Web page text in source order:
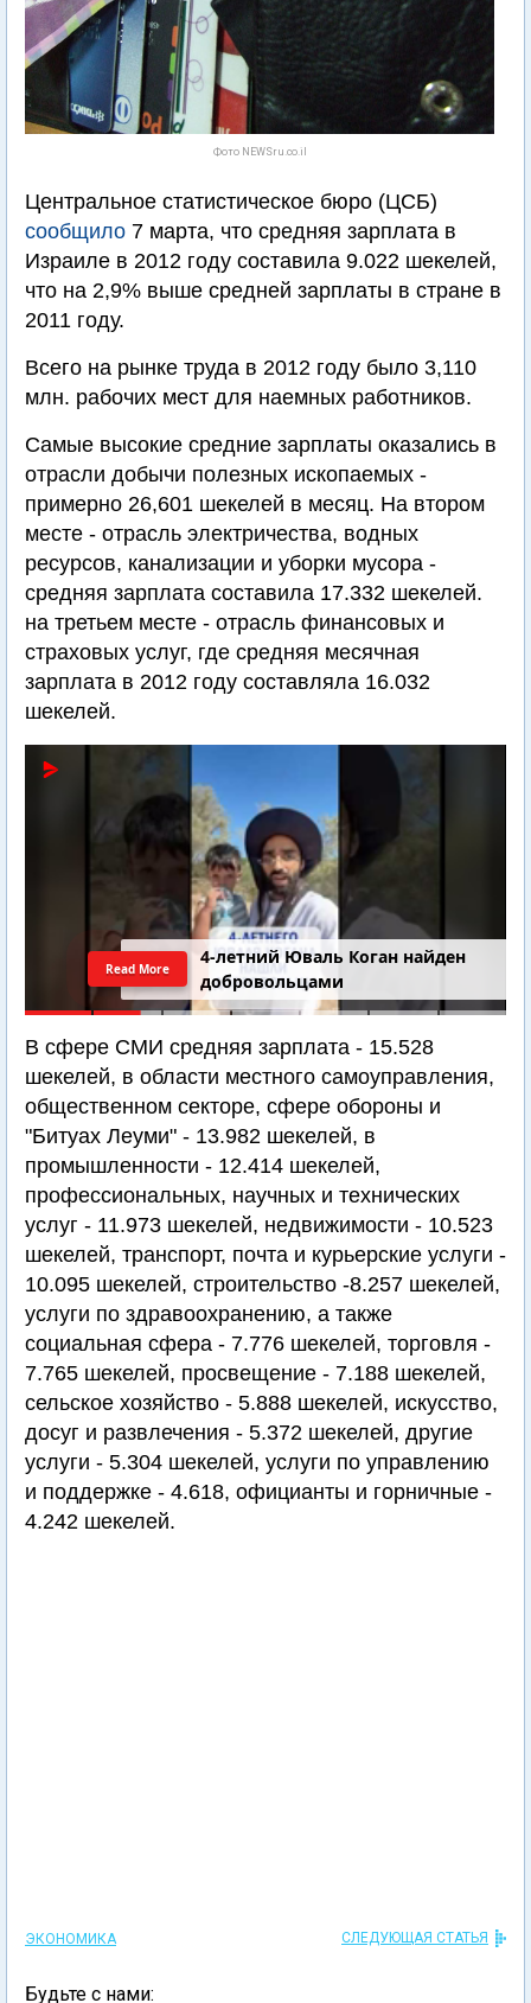
Фото NEWSru.co.il
Центральное статистическое бюро (ЦСБ)
сообщило 7 марта, что средняя зарплата в
Израиле в 2012 году составила 9.022 шекелей,
что на 2,9% выше средней зарплаты в стране в
2011 году.
Всего на рынке труда в 2012 году было 3,110
млн. рабочих мест для наемных работников.
Самые высокие средние зарплаты оказались в
отрасли добычи полезных ископаемых -
примерно 26,601 шекелей в месяц. На втором
месте - отрасль электричества, водных
ресурсов, канализации и уборки мусора -
средняя зарплата составила 17.332 шекелей.
на третьем месте - отрасль финансовых и
страховых услуг, где средняя месячная
зарплата в 2012 году составляла 16.032
шекелей.
4-летний Юваль Коган найден
добровольцами
Read More
В сфере СМИ средняя зарплата - 15.528
шекелей, в области местного самоуправления,
общественном секторе, сфере обороны и
"Битуах Леуми" - 13.982 шекелей, в
промышленности - 12.414 шекелей,
профессиональных, научных и технических
услуг - 11.973 шекелей, недвижимости - 10.523
шекелей, транспорт, почта и курьерские услуги -
10.095 шекелей, строительство -8.257 шекелей,
услуги по здравоохранению, а также
социальная сфера - 7.776 шекелей, торговля -
7.765 шекелей, просвещение - 7.188 шекелей,
сельское хозяйство - 5.888 шекелей, искусство,
досуг и развлечения - 5.372 шекелей, другие
услуги - 5.304 шекелей, услуги по управлению
и поддержке - 4.618, официанты и горничные -
4.242 шекелей.
ЭКОНОМИКА СЛЕДУЮЩАЯ СТАТЬЯ
Будьте с нами: